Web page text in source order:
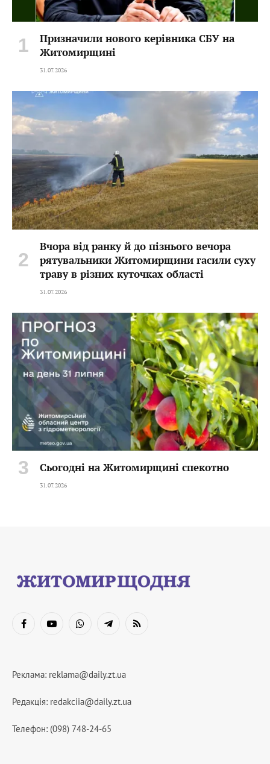
Призначили нового керівника СБУ на
Житомирщині
31.07.2026
Вчора від ранку й до пізнього вечора
рятувальники Житомирщини гасили суху
траву в різних куточках області
31.07.2026
Сьогодні на Житомирщині спекотно
31.07.2026
FacebookYouTubeWhatsAppTelegramRSS
Реклама: reklama@daily.zt.ua
Редакція: redakciia@daily.zt.ua
Телефон: (098) 748-24-65